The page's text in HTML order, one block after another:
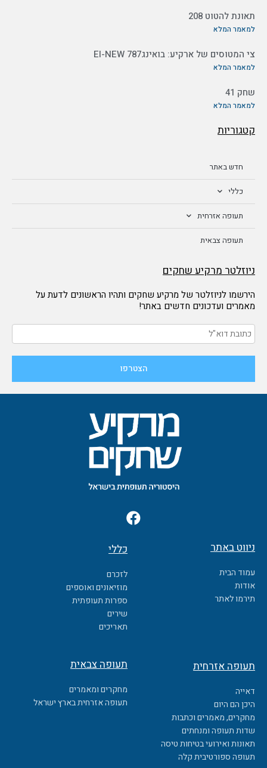
תאונת להטוט 208
למאמר המלא
צי המטוסים של ארקיע: בואינג787 EI-NEW
למאמר המלא
שחק 41
למאמר המלא
קטגוריות
חדש באתר
כללי
תעופה אזרחית
תעופה צבאית
ניוזלטר מרקיע שחקים
הירשמו לניוזלטר של מרקיע שחקים ותהיו הראשונים לדעת על
מאמרים ועדכונים חדשים באתר!
F
a
e
b
o
o
k
ניווט באתר
עמוד הבית
אודות
תירמו לאתר
כללי
לזכרם
מוזיאונים ואוספים
ספרות תעופתית
שירים
תאריכים
תעופה אזרחית
דאייה
היכן הם היום
מחקרים, מאמרים וכתבות
שדות תעופה ומנחתים
תאונות ואירועי בטיחות טיסה
תעופה ספורטיבית קלה
תעופה צבאית
מחקרים ומאמרים
תעופה אזרחית בארץ ישראל